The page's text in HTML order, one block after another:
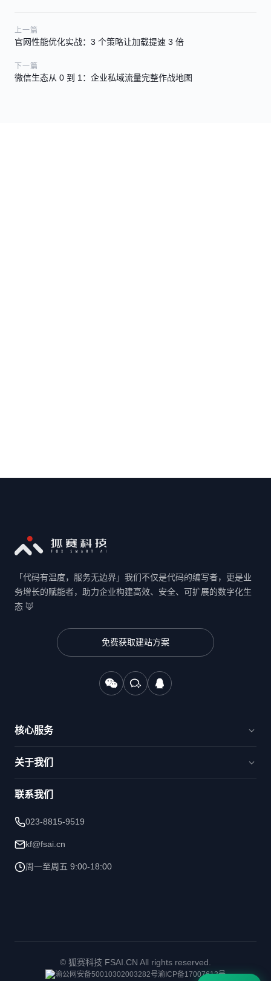
上一篇
官网性能优化实战：3 个策略让加载提速 3 倍
下一篇
微信生态从 0 到 1：企业私域流量完整作战地图
「代码有温度，服务无边界」我们不仅是代码的编写者，更是业
务增长的赋能者，助力企业构建高效、安全、可扩展的数字化生
态 🦊
免费获取建站方案
核心服务
电商新零售与交易平台
品牌数字化与运营
智能运维与AI赋能
关于我们
洞察&观点
技术能力
联系我们
023-8815-9519
kf@fsai.cn
周一至周五 9:00-18:00
© 狐赛科技 FSAI.CN All rights reserved.
渝公网安备50010302003282号渝ICP备17007613号